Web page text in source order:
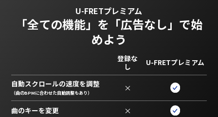
U-FRETプレミアム
「全ての機能」を 「広告なし」で始
めよう
登録な
し
U-FRETプレミアム
自動スクロールの速度を調整
（曲のBPMに合わせた自動調整もあり） ×
曲のキーを変更 ×